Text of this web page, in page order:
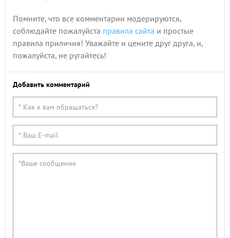
Помните, что все комментарии модерируются,
соблюдайте пожалуйста правила сайта и простые
правила приличия! Уважайте и цените друг друга, и,
пожалуйста, не ругайтесь!
Добавить комментарий